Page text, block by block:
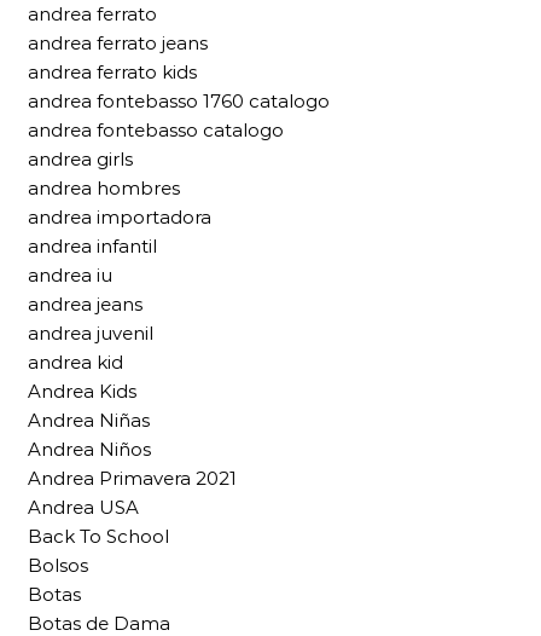
andrea ferrato
andrea ferrato jeans
andrea ferrato kids
andrea fontebasso 1760 catalogo
andrea fontebasso catalogo
andrea girls
andrea hombres
andrea importadora
andrea infantil
andrea iu
andrea jeans
andrea juvenil
andrea kid
Andrea Kids
Andrea Niñas
Andrea Niños
Andrea Primavera 2021
Andrea USA
Back To School
Bolsos
Botas
Botas de Dama